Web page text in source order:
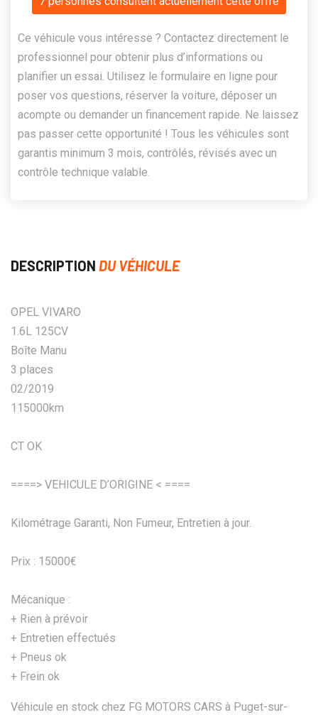
Ce véhicule vous intéresse ? Contactez directement le
professionnel pour obtenir plus d’informations ou
planifier un essai. Utilisez le formulaire en ligne pour
poser vos questions, réserver la voiture, déposer un
acompte ou demander un financement rapide. Ne laissez
pas passer cette opportunité ! Tous les véhicules sont
garantis minimum 3 mois, contrôlés, révisés avec un
contrôle technique valable.
DESCRIPTION DU VÉHICULE
OPEL VIVARO
1.6L 125CV
Boîte Manu
3 places
02/2019
115000km
CT OK
====> VEHICULE D’ORIGINE < ====
Kilométrage Garanti, Non Fumeur, Entretien à jour.
Prix : 15000€
Mécanique :
+ Rien à prévoir
+ Entretien effectués
+ Pneus ok
+ Frein ok
Véhicule en stock chez FG MOTORS CARS à Puget-sur-